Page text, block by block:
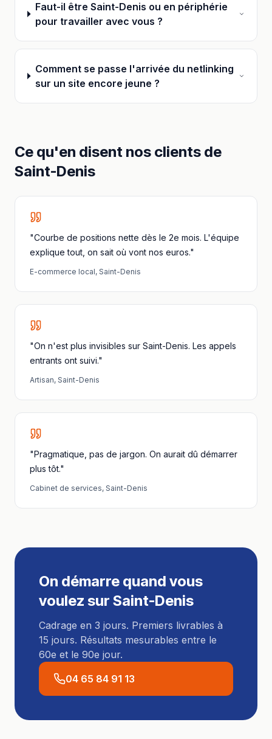
Faut-il être Saint-Denis ou en périphérie
pour travailler avec vous ?
Comment se passe l'arrivée du netlinking
sur un site encore jeune ?
Ce qu'en disent nos clients de
Saint-Denis
"Courbe de positions nette dès le 2e mois. L'équipe
explique tout, on sait où vont nos euros."
E-commerce local, Saint-Denis
"On n'est plus invisibles sur Saint-Denis. Les appels
entrants ont suivi."
Artisan, Saint-Denis
"Pragmatique, pas de jargon. On aurait dû démarrer
plus tôt."
Cabinet de services, Saint-Denis
On démarre quand vous
voulez sur Saint-Denis
Cadrage en 3 jours. Premiers livrables à
15 jours. Résultats mesurables entre le
60e et le 90e jour.
04 65 84 91 13